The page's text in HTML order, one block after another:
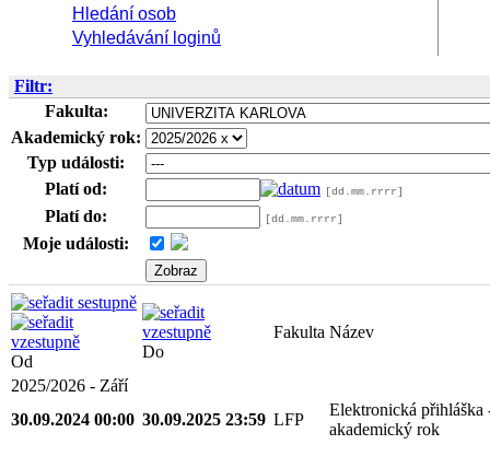
Hledání osob
Vyhledávání loginů
Filtr:
Fakulta:
Akademický rok:
Typ události:
Platí od:
[dd.mm.rrrr]
Platí do: [dd.mm.rrrr]
Moje události:
Od
Do
Fakulta Název
2025/2026 - Září
30.09.2024 00:00 30.09.2025 23:59 LFP
Elektronická přihláška
akademický rok